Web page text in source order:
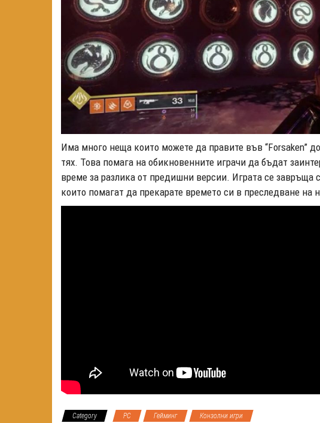
Има много неща които можете да правите във “Forsaken”
тях. Това помага на обикновенните играчи да бъдат
време за разлика от предишни версии. Играта се завръща
които помагат да прекарате времето си в преследване на
Category PC Гейминг Конзолни игри